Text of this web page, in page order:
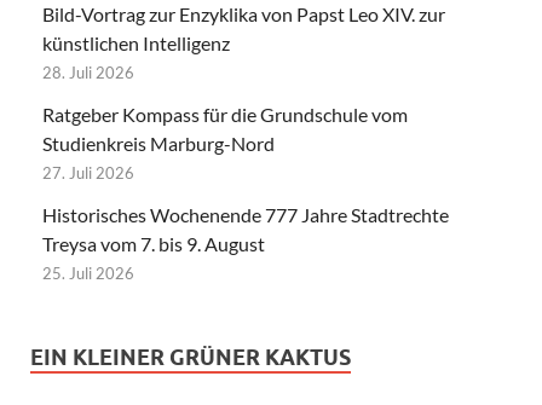
Bild-Vortrag zur Enzyklika von Papst Leo XIV. zur
künstlichen Intelligenz
28. Juli 2026
Ratgeber Kompass für die Grundschule vom
Studienkreis Marburg-Nord
27. Juli 2026
Historisches Wochenende 777 Jahre Stadtrechte
Treysa vom 7. bis 9. August
25. Juli 2026
EIN KLEINER GRÜNER KAKTUS